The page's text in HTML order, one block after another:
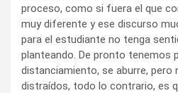
proceso, como si fuera el que
muy diferente y ese discurso
para el estudiante no tenga
planteando. De pronto tenemos
distanciamiento, se aburre, pero
distraídos, todo lo contrario, es